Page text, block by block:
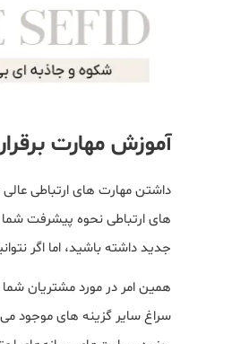
آموزش مهارت
داشتن مهارت های ارتباطی
های ارتباطی نحوه پیشرفت
جدید داشته باشید، اما اگر
همین امر در مورد مشتریان شما
سراغ سایر گزینه های موجود می